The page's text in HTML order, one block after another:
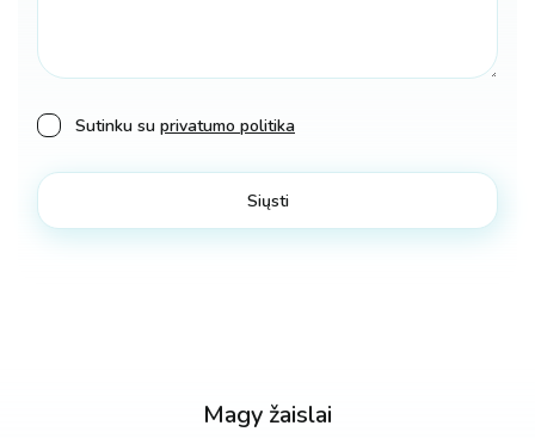
Sutinku su privatumo politika
Magy žaislai